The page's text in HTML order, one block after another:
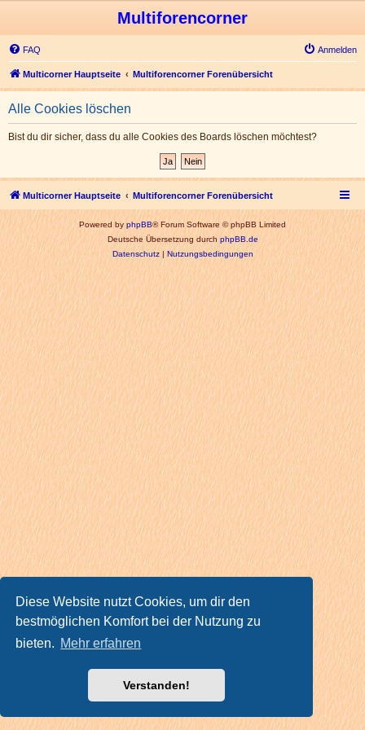
Diese Website nutzt Cookies, um dir den
bestmöglichen Komfort bei der Nutzung zu
bieten. Mehr erfahren
Verstanden!
Multiforencorner
FAQ Anmelden
Multicorner Hauptseite Multiforencorner Forenübersicht
Alle Cookies löschen
Bist du dir sicher, dass du alle Cookies des Boards löschen möchtest?
Multicorner Hauptseite Multiforencorner Forenübersicht
Powered byphpBB® Forum Software © phpBB Limited
Deutsche Übersetzung durchphpBB.de
Datenschutz|Nutzungsbedingungen